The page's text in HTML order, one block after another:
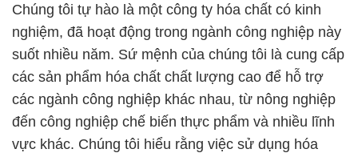
Chúng tôi tự hào là một công ty hóa chất có kinh
nghiệm, đã hoạt động trong ngành công nghiệp này
suốt nhiều năm. Sứ mệnh của chúng tôi là cung cấp
các sản phẩm hóa chất chất lượng cao để hỗ trợ
các ngành công nghiệp khác nhau, từ nông nghiệp
đến công nghiệp chế biến thực phẩm và nhiều lĩnh
vực khác. Chúng tôi hiểu rằng việc sử dụng hóa